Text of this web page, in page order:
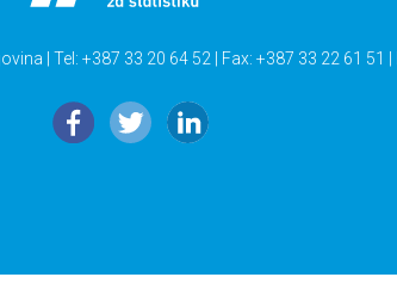
| Tel: +387 33 20 64 52 | Fax: +387 33 22 61 51 |